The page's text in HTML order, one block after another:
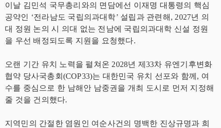
이날 김민석 국무총리와의 면담에선 이재명 대통령의 핵심
공약인 ‘전라남도 국립의과대학’ 설립과 관련해, 2027년 의
대 정원 논의 시 의대 없는 전남에 국립의과대학 신설 정원
을 우선 배정되도록 지원을 요청했다.
오랜 기간 유치 노력을 펼쳐온 2028년 제33차 유엔기후변화
협약 당사국총회(COP33)는 대한민국 유치 선포와 함께, 여
수를 중심으로 한 남해안 남중권을 개최 도시로 먼저 지정해
줄 것을 건의했다.
지역민의 간절한 염원인 여순사건의 명백한 진상규명과 희